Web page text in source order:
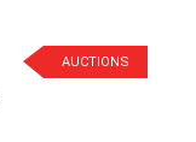
AUCTIONS